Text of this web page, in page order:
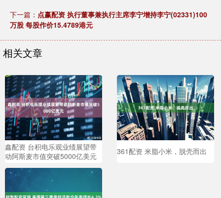
下一篇： 点赢配资 执行董事兼执行主席李宁增持李宁(02331)100
万股 每股作价15.4789港元
相关文章
鑫配资 台积电乐观业绩展望带
动阿斯麦市值突破5000亿美元
361配资 米脂小米，脱壳而出